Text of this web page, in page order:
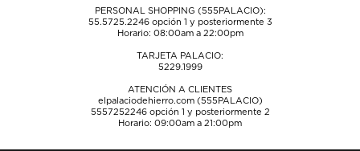
PERSONAL SHOPPING (555PALACIO):
55.5725.2246opción 1 y posteriormente 3
Horario: 08:00am a 22:00pm
TARJETA PALACIO:
5229.1999
ATENCIÓN A CLIENTES
elpalaciodehierro.com (555PALACIO)
5557252246opción 1 y posteriormente 2
Horario: 09:00am a 21:00pm